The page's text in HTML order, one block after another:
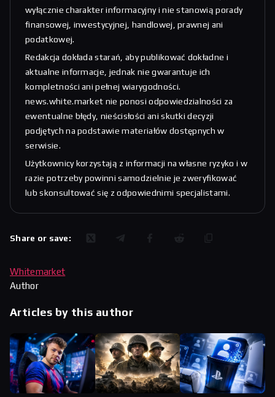
wyłącznie charakter informacyjny i nie stanowią porady
finansowej, inwestycyjnej, handlowej, prawnej ani
podatkowej.
Redakcja dokłada starań, aby publikować dokładne i
aktualne informacje, jednak nie gwarantuje ich
kompletności ani pełnej wiarygodności.
news.white.market nie ponosi odpowiedzialności za
ewentualne błędy, nieścisłości ani skutki decyzji
podjętych na podstawie materiałów dostępnych w
serwisie.
Użytkownicy korzystają z informacji na własne ryzyko i w
razie potrzeby powinni samodzielnie je zweryfikować
lub skonsultować się z odpowiednimi specjalistami.
Share or save:
Whitemarket
Author
Articles by this author